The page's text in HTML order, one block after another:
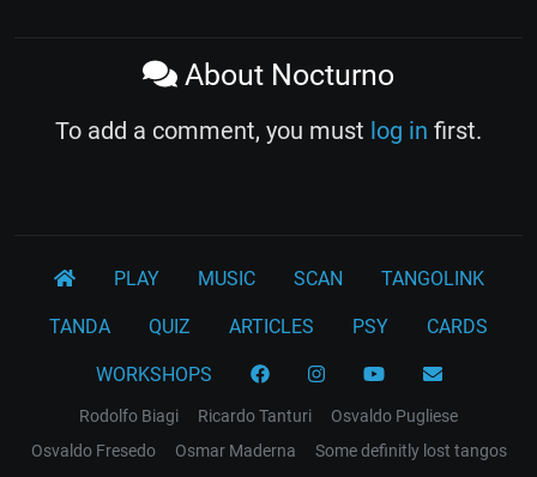
About Nocturno
To add a comment, you must log in first.
PLAY MUSIC SCAN TANGOLINK
TANDA QUIZ ARTICLES PSY CARDS
WORKSHOPS
Rodolfo Biagi Ricardo Tanturi
Osvaldo Pugliese
Osvaldo Fresedo
Osmar Maderna
Some definitly lost tangos